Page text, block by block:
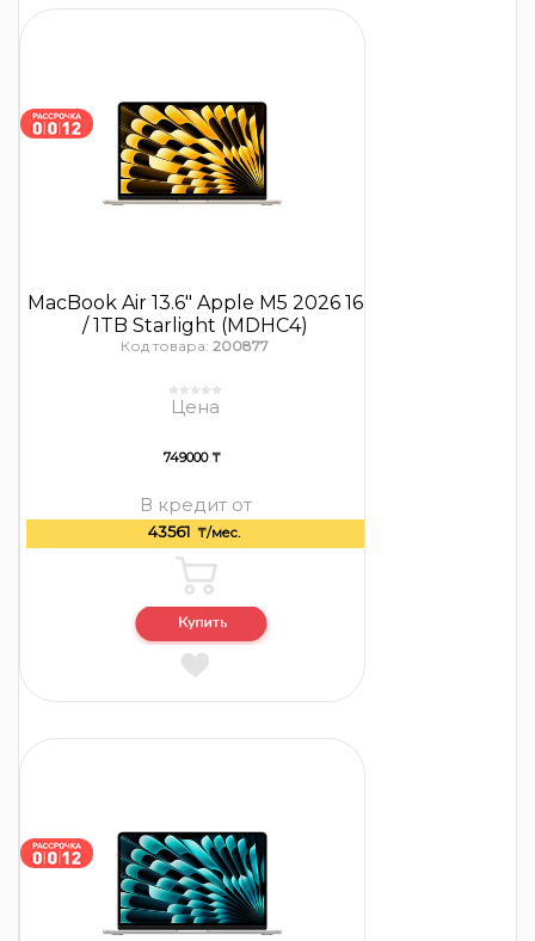
MacBook Air 13.6″ Apple M5 2026 16
/ 1TB Starlight (MDHC4)
Код товара: 200877
Цена
749000 ₸
В кредит от
43561 ₸/мес.